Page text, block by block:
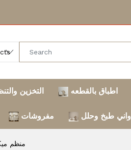
التخزين اطباق بالقطعه
مفروشات اواني طبخ وحلل
منظم ميكب